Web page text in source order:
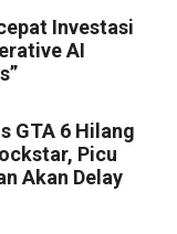
Investasi
AI
GTA 6 Hilang
Picu
Akan Delay